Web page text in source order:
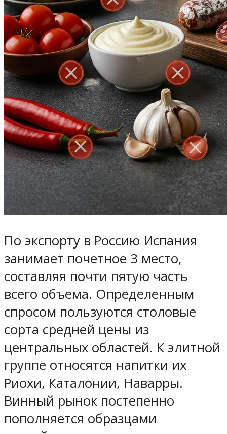
По экспорту в Россию Испания
занимает почетное 3 место,
составляя почти пятую часть
всего объема. Определенным
спросом пользуются столовые
сорта средней цены из
центральных областей. К элитной
группе относятся напитки их
Риохи, Каталонии, Наварры.
Винный рынок постепенно
пополняется образцами